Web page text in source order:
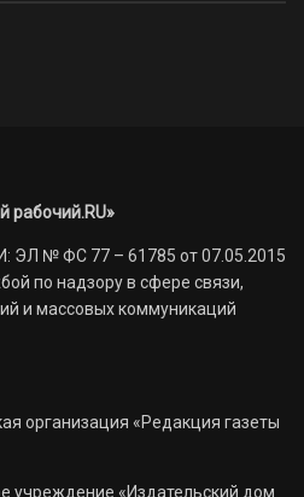
рабочий.RU»
ЭЛ № ФС 77 – 61785 от 07.05.2015
по надзору в сфере связи,
и массовых коммуникаций
организация «Редакция газеты
учреждение «Издательский дом